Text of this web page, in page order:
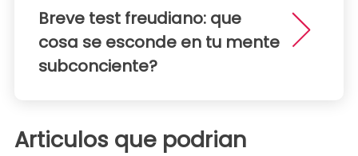
Breve test freudiano: que
cosa se esconde en tu mente
subconciente?
Articulos que podrian